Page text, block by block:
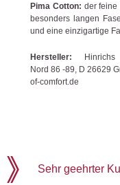
Pima Cotton: der feine
besonders langen
und eine einzigartige
Hersteller: Hinrichs
Nord 86 -89, D 26629
of-comfort.de
Sehr geehrter